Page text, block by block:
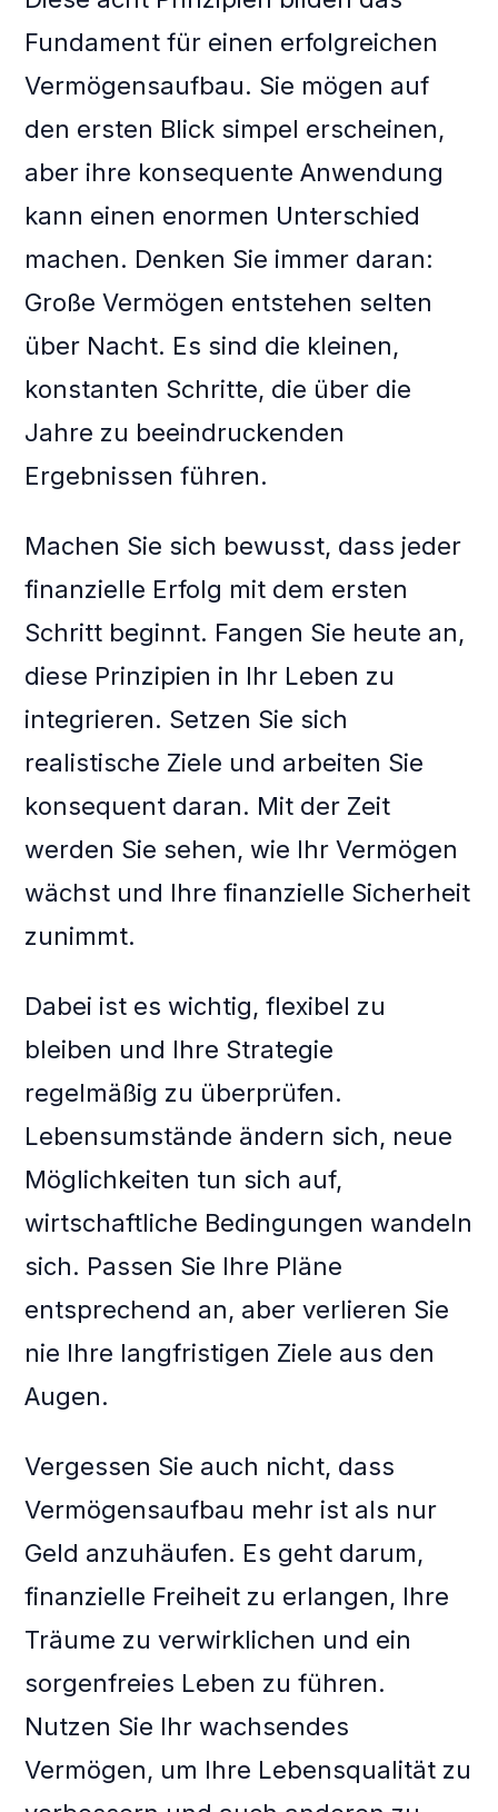
Fundament für einen erfolgreichen
Vermögensaufbau. Sie mögen auf
den ersten Blick simpel erscheinen,
aber ihre konsequente Anwendung
kann einen enormen Unterschied
machen. Denken Sie immer daran:
Große Vermögen entstehen selten
über Nacht. Es sind die kleinen,
konstanten Schritte, die über die
Jahre zu beeindruckenden
Ergebnissen führen.
Machen Sie sich bewusst, dass jeder
finanzielle Erfolg mit dem ersten
Schritt beginnt. Fangen Sie heute an,
diese Prinzipien in Ihr Leben zu
integrieren. Setzen Sie sich
realistische Ziele und arbeiten Sie
konsequent daran. Mit der Zeit
werden Sie sehen, wie Ihr Vermögen
wächst und Ihre finanzielle Sicherheit
zunimmt.
Dabei ist es wichtig, flexibel zu
bleiben und Ihre Strategie
regelmäßig zu überprüfen.
Lebensumstände ändern sich, neue
Möglichkeiten tun sich auf,
wirtschaftliche Bedingungen wandeln
sich. Passen Sie Ihre Pläne
entsprechend an, aber verlieren Sie
nie Ihre langfristigen Ziele aus den
Augen.
Vergessen Sie auch nicht, dass
Vermögensaufbau mehr ist als nur
Geld anzuhäufen. Es geht darum,
finanzielle Freiheit zu erlangen, Ihre
Träume zu verwirklichen und ein
sorgenfreies Leben zu führen.
Nutzen Sie Ihr wachsendes
Vermögen, um Ihre Lebensqualität zu